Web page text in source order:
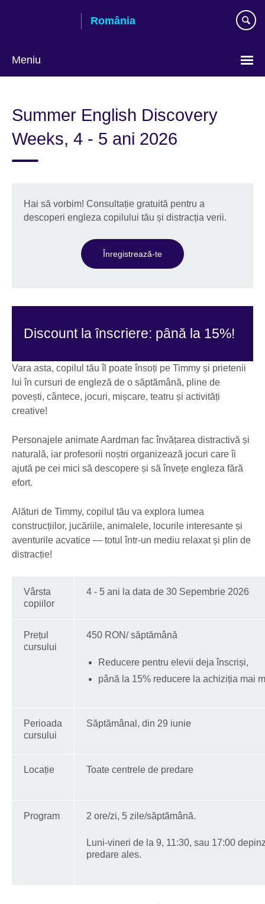
România
Meniu
Summer English Discovery
Weeks, 4 - 5 ani 2026
Hai să vorbim! Consultație gratuită pentru a
descoperi engleza copilului tău și distracția verii.
Înregistrează-te
Discount la înscriere: până la 15%!
Vara asta, copilul tău îl poate însoți pe Timmy și prietenii
lui în cursuri de engleză de o săptămână, pline de
povești, cântece, jocuri, mișcare, teatru și activități
creative!
Personajele animate Aardman fac învățarea distractivă și
naturală, iar profesorii noștri organizează jocuri care îi
ajută pe cei mici să descopere și să învețe engleza fără
efort.
Alături de Timmy, copilul tău va explora lumea
construcțiilor, jucăriile, animalele, locurile interesante și
aventurile acvatice — totul într-un mediu relaxat și plin de
distracție!
Vârsta
copiilor
4 - 5 ani la data de 30 Sepembrie 2026
Prețul
cursului
450 RON/ săptămână
Reducere pentru elevii deja înscriși,
până la 15% reducere la achiziția mai
Perioada
cursului
Săptămânal, din 29 iunie
Locație Toate centrele de predare
Program 2 ore/zi, 5 zile/săptămână.
Luni-vineri de la 9, 11:30, sau 17:00
predare ales.